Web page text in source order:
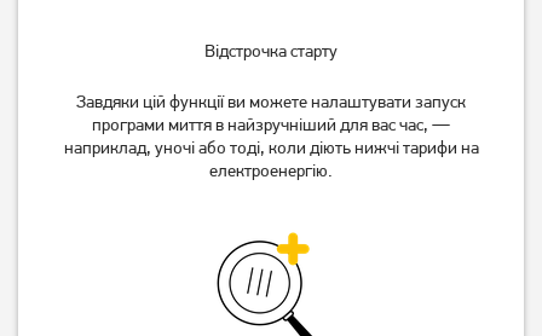
Відстрочка старту
Завдяки цій функції ви можете налаштувати запуск
програми миття в найзручніший для вас час, —
наприклад, уночі або тоді, коли діють нижчі тарифи на
електроенергію.